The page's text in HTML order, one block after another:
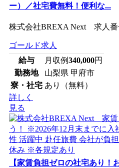
ー）／社宅費無料！便利な...
株式会社BREXA Next 求人番
ゴールド求人
給与
月収例340,000円
勤務地
山梨県 甲府市
寮・社宅 あり（無料）
詳しく
見る
【家賃負担ゼロの社宅あり！